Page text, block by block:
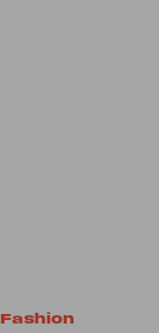
Fashion